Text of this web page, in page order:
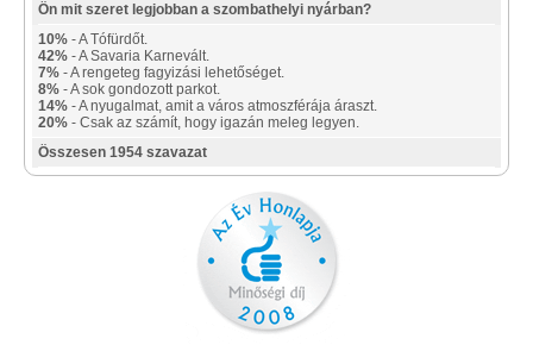
Ön mit szeret legjobban a szombathelyi nyárban?
10% - A Tófürdőt.
42% - A Savaria Karnevált.
7% - A rengeteg fagyizási lehetőséget.
8% - A sok gondozott parkot.
14% - A nyugalmat, amit a város atmoszférája áraszt.
20% - Csak az számít, hogy igazán meleg legyen.
Összesen 1954 szavazat